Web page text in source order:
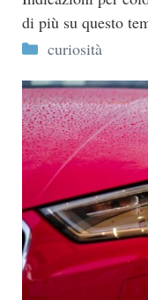
di più su questo
Categorie
curiosità